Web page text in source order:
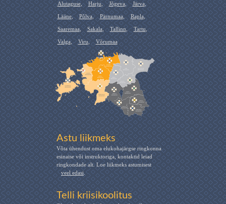
Alutaguse, Harju, Jõgeva, Järva,
Lääne, Põlva, Pärnumaa, Rapla,
Saaremaa, Sakala, Tallinn, Tartu,
Valga, Viru, Võrumaa
Astu liikmeks
Võta ühendust oma elukohajärgse ringkonna
esinaise või instruktoriga, kontaktid leiad
ringkondade alt. Loe liikmeks astumisest
veel edasi.
Telli kriisikoolitus